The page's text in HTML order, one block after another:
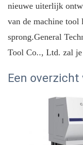
nieuwe uiterlijk
van de machine tool
sprong.General
Tool Co.., Ltd. zal
Een